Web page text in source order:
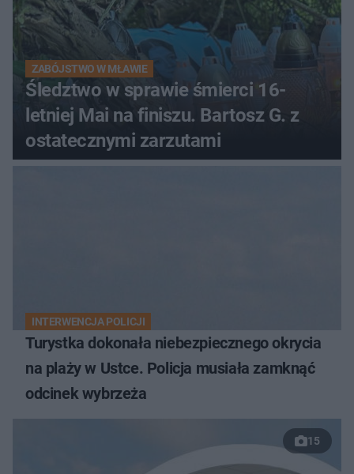
ZABÓJSTWO W MŁAWIE
Śledztwo w sprawie śmierci 16-
letniej Mai na finiszu. Bartosz G. z
ostatecznymi zarzutami
INTERWENCJA POLICJI
Turystka dokonała niebezpiecznego okrycia
na plaży w Ustce. Policja musiała zamknąć
odcinek wybrzeża
15